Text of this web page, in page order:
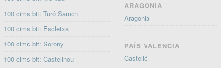
100 cims btt: Turó Samon
100 cims btt: Escletxa
100 cims btt: Sereny
100 cims btt: Castellnou
ARAGONIA
Aragonia
PAÍS VALENCIÀ
Castelló